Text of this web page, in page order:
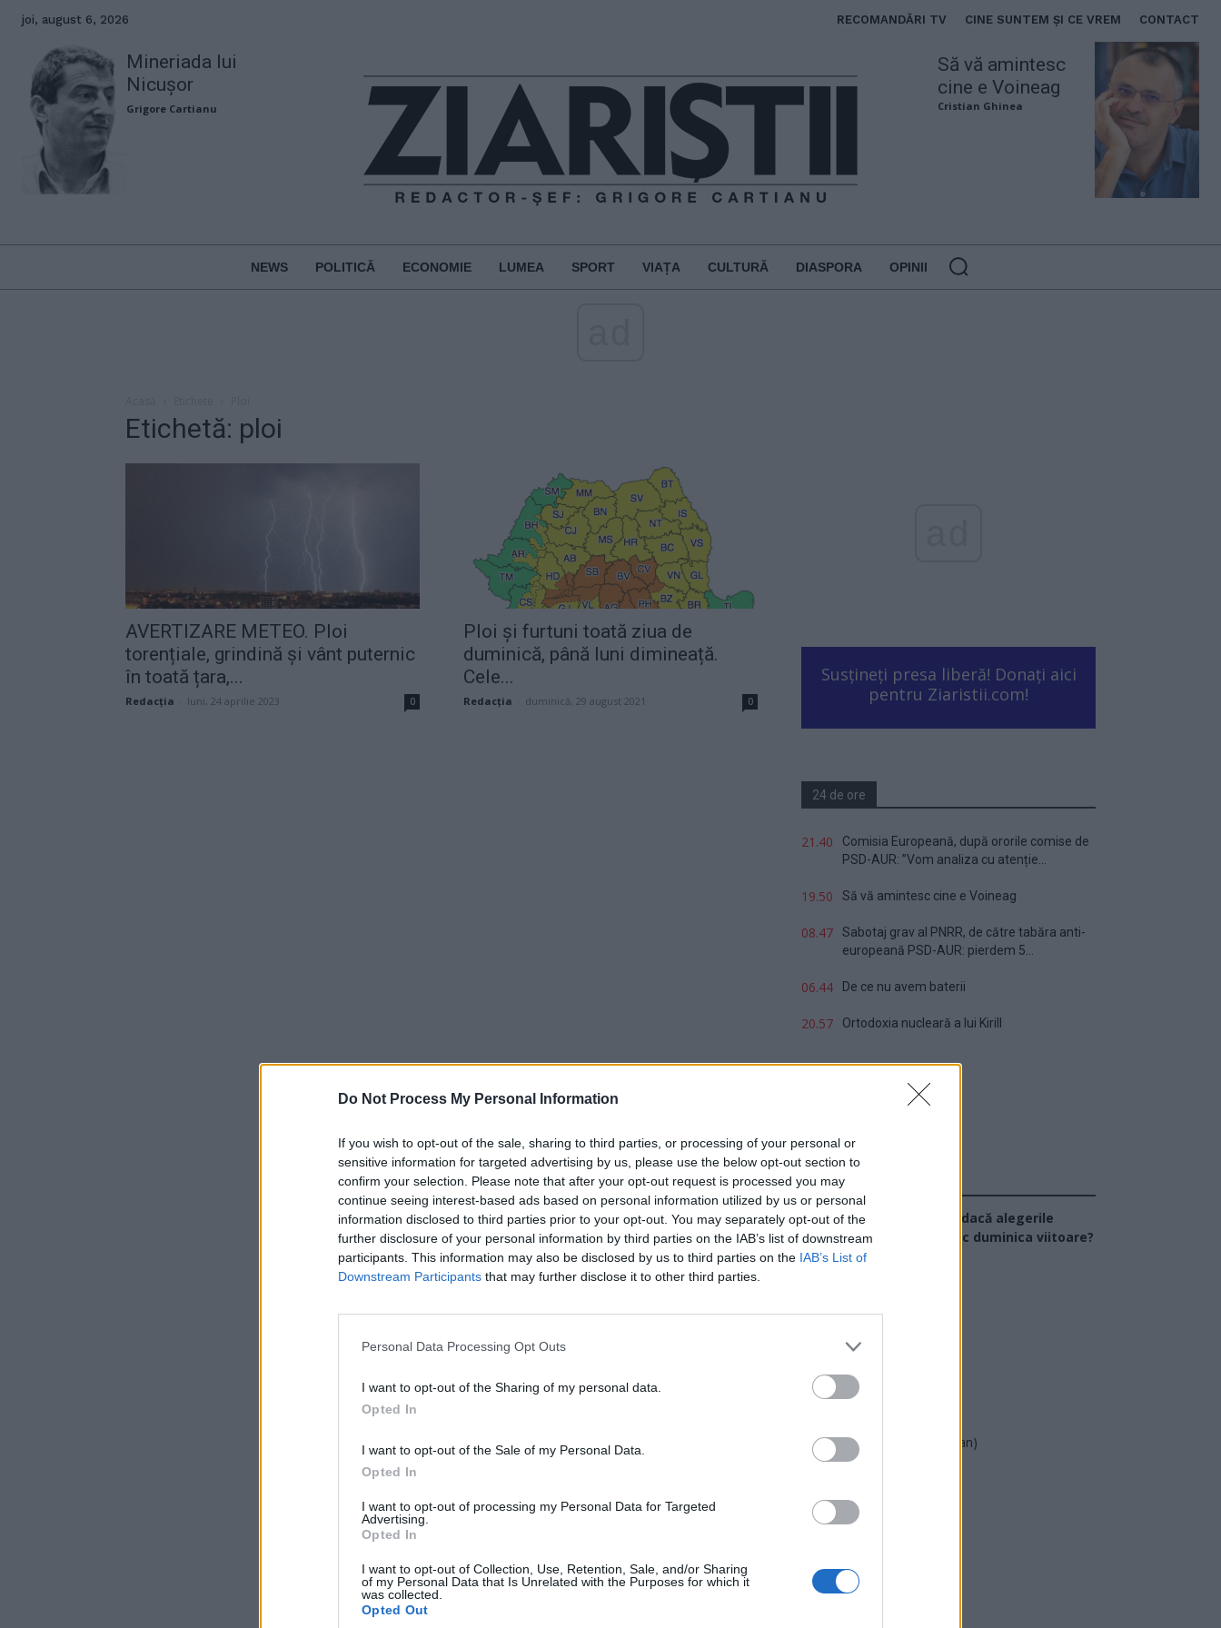
Do Not Process My Personal Information
If you wish to opt-out of the sale, sharing to third parties, or processing of your personal or
sensitive information for targeted advertising by us, please use the below opt-out section to
confirm your selection. Please note that after your opt-out request is processed you may
continue seeing interest-based ads based on personal information utilized by us or personal
information disclosed to third parties prior to your opt-out. You may separately opt-out of the
further disclosure of your personal information by third parties on the IAB’s list of downstream
participants. This information may also be disclosed by us to third parties on the IAB’s List of
Downstream Participants that may further disclose it to other third parties.
Personal Data Processing Opt Outs
I want to opt-out of the Sharing of my personal data.
Opted In
I want to opt-out of the Sale of my Personal Data.
Opted In
I want to opt-out of processing my Personal Data for Targeted
Advertising.
Opted In
I want to opt-out of Collection, Use, Retention, Sale, and/or Sharing
of my Personal Data that Is Unrelated with the Purposes for which it
was collected.
Opted Out
joi, august 6, 2026 RECOMANDĂRI TV CINE SUNTEM ȘI CE VREM CONTACT
Mineriada lui
Nicușor
Grigore Cartianu
Să vă amintesc
cine e Voineag
Cristian Ghinea
NEWS POLITICĂ ECONOMIE LUMEA SPORT VIAȚA CULTURĂ DIASPORA OPINII
Etichetă: ploi
AVERTIZARE METEO. Ploi
torențiale, grindină și vânt puternic
în toată țara,...
Redacţia luni, 24 aprilie 2023 0
Ploi și furtuni toată ziua de
duminică, până luni dimineață.
Cele...
Redacţia duminică, 29 august 2021 0
Susțineți presa liberă! Donați aici
pentru Ziaristii.com!
24 de ore
21.40
Comisia Europeană, după ororile comise de
PSD-AUR: ”Vom analiza cu atenție...
19.50 Să vă amintesc cine e Voineag
08.47
Sabotaj grav al PNRR, de către tabăra anti-
europeană PSD-AUR: pierdem 5...
06.44 De ce nu avem baterii
20.57 Ortodoxia nucleară a lui Kirill
Sondaj
Ce partid ați vota dacă alegerile
parlamentare ar avea loc duminica viitoare?
UDMR
Forța Dreptei (L. Orban)
REPER
SENS
POT (Gavrilă)